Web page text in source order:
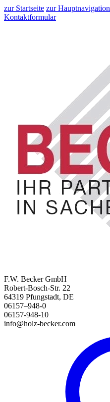
zur Startseite zur Hauptnavigation
Kontaktformular
F.W. Becker GmbH
Robert-Bosch-Str. 22
64319 Pfungstadt, DE
06157–948-0
06157-948-10
info@holz-becker.com